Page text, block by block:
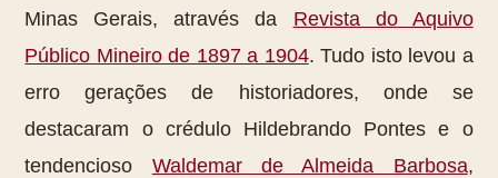
Minas Gerais, através da Revista do Aquivo
Público Mineiro de 1897 a 1904. Tudo isto levou a
erro gerações de historiadores, onde se
destacaram o crédulo Hildebrando Pontes e o
tendencioso Waldemar de Almeida Barbosa,